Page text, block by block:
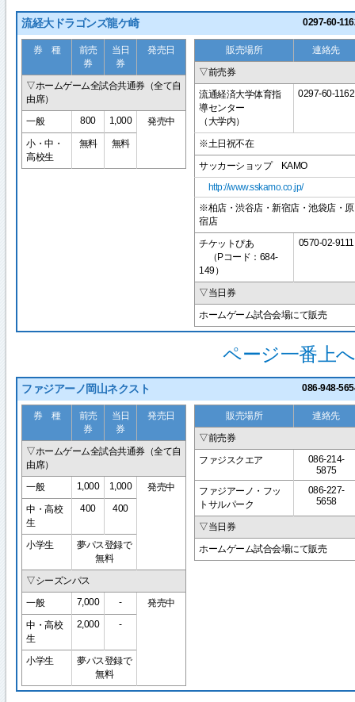
流経大ドラゴンズ龍ケ崎 0297-60-
券 種
前売
券
当日
券
発売日
▽ホームゲーム全試合共通券（全て自
由席）
一般
800 1,000
発売中
小・中・
高校生
無料 無料
販売場所
連絡先
▽前売券
流通経済大学体育指
導センター
（大学内）
0297-60-1162
※土日祝不在
サッカーショップ KAMO
http://www.sskamo.co.jp/
※柏店・渋谷店・新宿店・池袋店・原
宿店
チケットぴあ
（Pコード：684-
149）
0570-02-9111
▽当日券
ホームゲーム試合会場にて販売
ページ一番上
ファジアーノ岡山ネクスト 086-948-
券 種
前売
券
当日
券
発売日
▽ホームゲーム全試合共通券（全て自
由席）
一般
1,000 1,000
発売中
中・高校
生
400 400
小学生
夢パス登録で
無料
▽シーズンパス
一般
7,000 -
発売中
中・高校
生
2,000 -
小学生
夢パス登録で
無料
販売場所
連絡先
▽前売券
ファジスクエア
086-214-
5875
ファジアーノ・フッ
トサルパーク
086-227-
5658
▽当日券
ホームゲーム試合会場にて販売